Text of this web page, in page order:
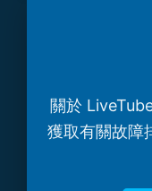
關於
獲取有關故障